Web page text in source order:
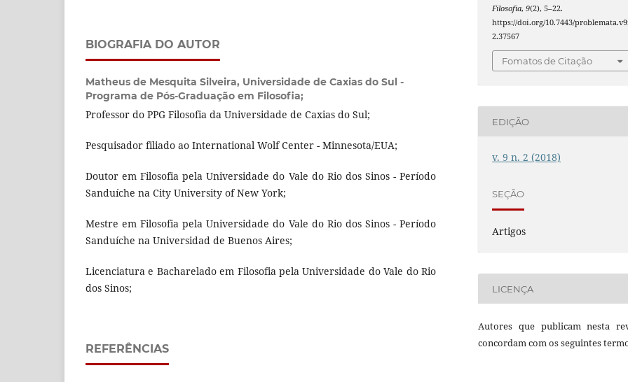
BIOGRAFIA DO AUTOR
Matheus de Mesquita Silveira, Universidade de Caxias do Sul -
Programa de Pós-Graduação em Filosofia;
Professor do PPG Filosofia da Universidade de Caxias do Sul;
Pesquisador filiado ao International Wolf Center - Minnesota/EUA;
Doutor em Filosofia pela Universidade do Vale do Rio dos Sinos - Período
Sanduíche na City University of New York;
Mestre em Filosofia pela Universidade do Vale do Rio dos Sinos - Período
Sanduíche na Universidad de Buenos Aires;
Licenciatura e Bacharelado em Filosofia pela Universidade do Vale do Rio
dos Sinos;
REFERÊNCIAS
Filosofia,9(2), 5–22.
https://doi.org/10.7443/
2.37567
Fomatos de Citação
EDIÇÃO
v. 9 n. 2 (2018)
SEÇÃO
Artigos
LICENÇA
Autores que publicam nesta
concordam com os seguintes